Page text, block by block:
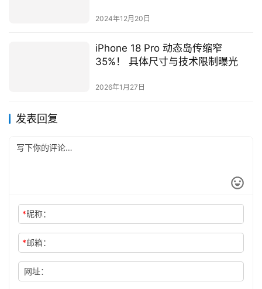
2024年12月20日
iPhone 18 Pro 动态岛传缩窄
35%！ 具体尺寸与技术限制曝光
2026年1月27日
发表回复
*昵称：
*邮箱：
网址：